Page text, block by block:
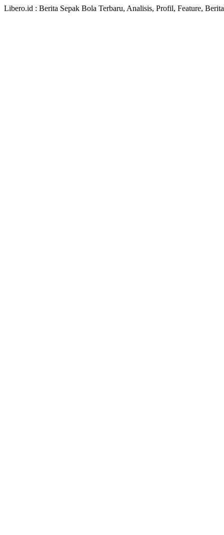
Libero.id : Berita Sepak Bola Terbaru, Analisis, Profil, Feature,